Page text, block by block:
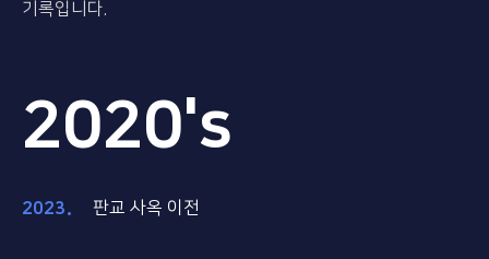
기록입니다.
2020's
2023 판교 사옥 이전